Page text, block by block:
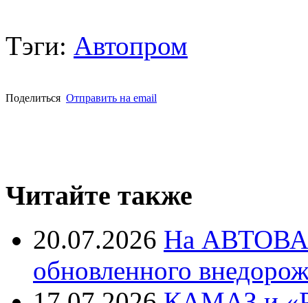
Тэги: Автопром
Поделиться Отправить на email
Читайте также
20.07.2026 На
обновленного